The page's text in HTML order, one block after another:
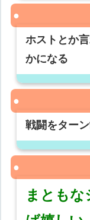
ホストとか
かになる
戦闘をター
まとも